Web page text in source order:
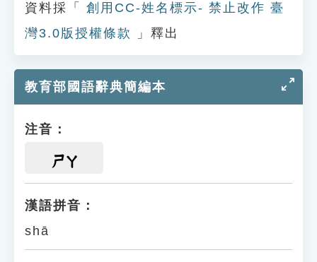
資料採「
創用CC-姓名標示- 禁止改作 臺
灣3.0版授權條款
」釋出
教育部國語辭典簡編本
注音：
ㄕㄚ
漢語拼音：
shā